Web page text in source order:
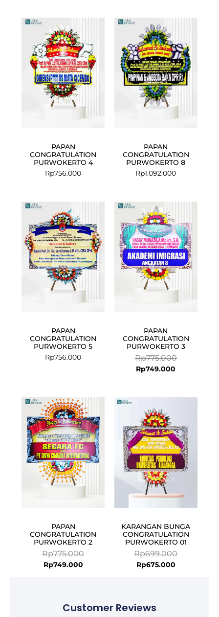
PAPAN
CONGRATULATION
PURWOKERTO 4
Rp756.000
PAPAN
CONGRATULATION
PURWOKERTO 8
Rp1.092.000
PAPAN
CONGRATULATION
PURWOKERTO 5
Rp756.000
PAPAN
CONGRATULATION
PURWOKERTO 3
Rp775.000
was:
Rp775.000.
Rp749.000
is:
Rp749.000.
PAPAN
CONGRATULATION
PURWOKERTO 2
Rp775.000
price
was:
Rp775.000.
Rp749.000
Current
price
is:
Rp749.000.
KARANGAN BUNGA
CONGRATULATION
PURWOKERTO 01
Rp699.000
Rp699.000.
Rp675.000
Rp675.000.
Customer Reviews